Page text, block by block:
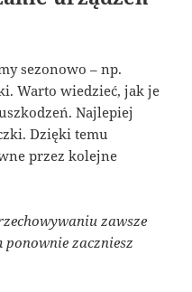
sezonowo – np.
Warto wiedzieć, jak je
Najlepiej
Dzięki temu
przez kolejne
zawsze
zaczniesz